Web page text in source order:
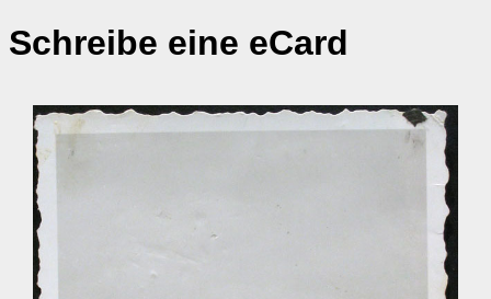
Schreibe eine eCard